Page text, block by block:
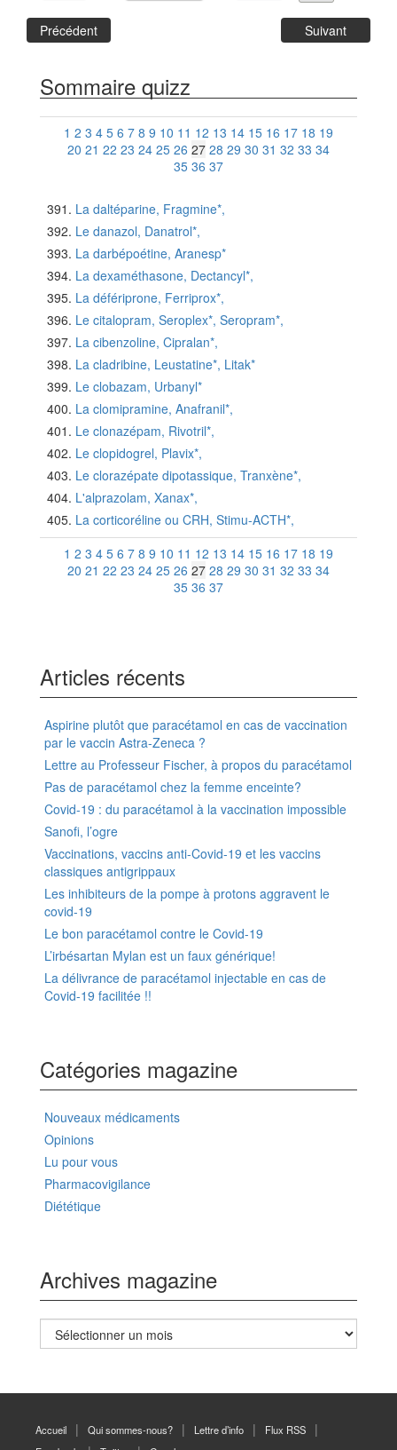
Précédent Suivant
Sommaire quizz
1 2 3 4 5 6 7 8 9 10 11 12 13 14 15 16 17 18 19
20 21 22 23 24 25 26 27 28 29 30 31 32 33 34
35 36 37
La daltéparine, Fragmine*,
Le danazol, Danatrol*,
La darbépoétine, Aranesp*
La dexaméthasone, Dectancyl*,
La défériprone, Ferriprox*,
Le citalopram, Seroplex*, Seropram*,
La cibenzoline, Cipralan*,
La cladribine, Leustatine*, Litak*
Le clobazam, Urbanyl*
La clomipramine, Anafranil*,
Le clonazépam, Rivotril*,
Le clopidogrel, Plavix*,
Le clorazépate dipotassique, Tranxène*,
L'alprazolam, Xanax*,
La corticoréline ou CRH, Stimu-ACTH*,
1 2 3 4 5 6 7 8 9 10 11 12 13 14 15 16 17 18 19
20 21 22 23 24 25 26 27 28 29 30 31 32 33 34
35 36 37
Articles récents
Aspirine plutôt que paracétamol en cas de vaccination
par le vaccin Astra-Zeneca ?
Lettre au Professeur Fischer, à propos du paracétamol
Pas de paracétamol chez la femme enceinte?
Covid-19 : du paracétamol à la vaccination impossible
Sanofi, l’ogre
Vaccinations, vaccins anti-Covid-19 et les vaccins
classiques antigrippaux
Les inhibiteurs de la pompe à protons aggravent le
covid-19
Le bon paracétamol contre le Covid-19
L’irbésartan Mylan est un faux générique!
La délivrance de paracétamol injectable en cas de
Covid-19 facilitée !!
Catégories magazine
Nouveaux médicaments
Opinions
Lu pour vous
Pharmacovigilance
Diététique
Archives magazine
Archives
magazine
Accueil Qui sommes-nous? Lettre d’info
Flux RSS